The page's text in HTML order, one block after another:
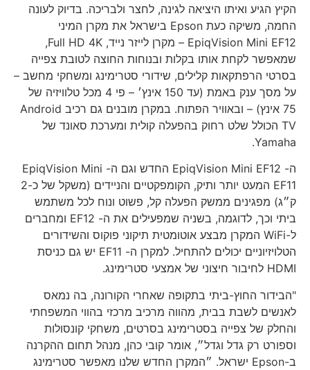
הקיץ הגיע ואיתו היציאה לגינה, לחצר ולבריכה. בדיוק לעונה
החמה, משיקה כעת Epson בישראל את מקרן המיני
EpiqVision Mini EF12 – מקרן לייזר נייד, Full HD 4K,
שמאפשר לקחת אותו בקלות ובנוחות החוצה לטובת צפייה
בסרטי הרפתקאות קלילים, שידורי סטרימינג ומשחקי מחשב –
על מסך ענק באמת (עד 150 אינץ׳ – פי 4 מכל טלוויזיה של
75 אינץ) – ובאוויר הפתוח. במקרן מובנים גם רכיב Android
TV הכולל שלט רחוק בהפעלה קולית ומערכת סאונד של
Yamaha.
ה- EpiqVision Mini EF12 החדש וגם ה- EpiqVision Mini
EF11 המעט יותר ותיק, הקומפקטיים והניידים (משקל של כ-2
ק״ג) מפגינים ממשק הפעלה קל, פשוט ונוח לכל משתמש
ביתי וכך, לדוגמה, בשניה שמפעילים את ה- EF12 ומחברים
ל-WiFi המקרן מבצע אוטומטית תיקוני פוקוס והשידורים
הטלויזיוניים יכולים להתחיל. למקרן ה- EF11 יש גם כניסת
HDMI לחיבור חיצוני של אמצעי סטרימינג.
"הבידור החוץ-ביתי בתקופה שאחרי הקורונה, בה נמאס
לאנשים לשבת בבית, מהווה מרכיב מרכזי בהווי המשפחתי
והחלק של צפייה בסטרימינג בסרטים, משחקי קונסולות
וספורט רק גדל וגדל״, אומר קובי כהן, מנהל תחום ההקרנה
ב-Epson ישראל. ״המקרן החדש שלנו מאפשר סטרימינג